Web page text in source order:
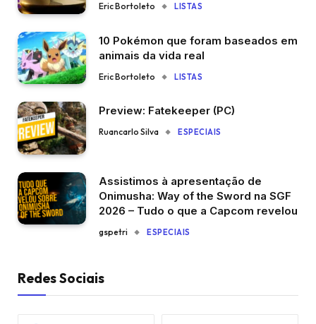
Eric Bortoleto LISTAS
10 Pokémon que foram baseados em
animais da vida real
Eric Bortoleto LISTAS
Preview: Fatekeeper (PC)
Ruancarlo Silva ESPECIAIS
Assistimos à apresentação de
Onimusha: Way of the Sword na SGF
2026 – Tudo o que a Capcom revelou
gspetri ESPECIAIS
Redes Sociais